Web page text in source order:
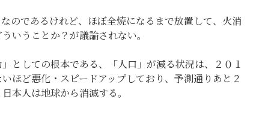
のであるけれど、ほぼ全焼になるまで放置して、火消
いうことか？が議論されない。
としての根本である、「人口」が減る状況は、２０１
ほど悪化・スピードアップしており、予測通りあと２
本人は地球から消滅する。